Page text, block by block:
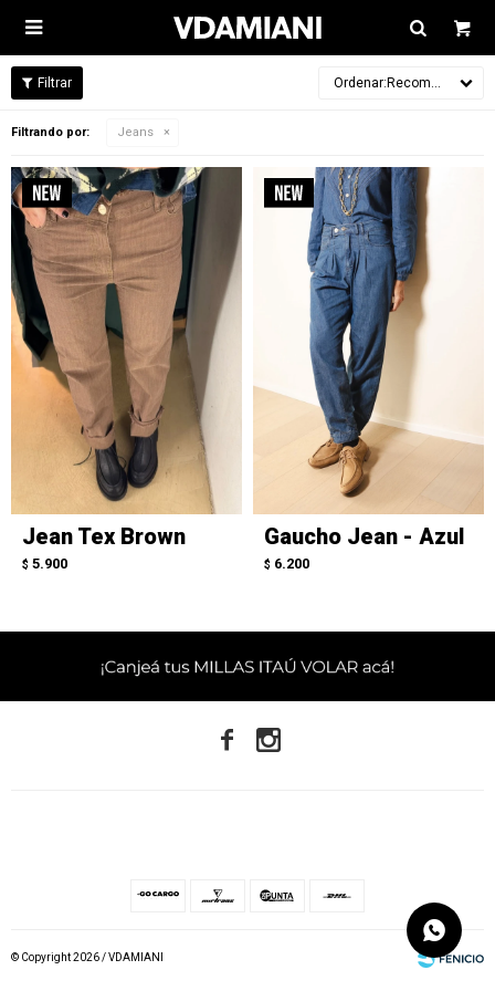

Recomendados
Filtrando por: Jeans
Jean Tex Brown
$ 5.900
Gaucho Jean - Azul
$ 6.200
 
© Copyright 2026 / VDAMIANI